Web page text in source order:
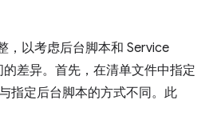
，以考虑后台脚本和 Service
差异。首先，在清单文件中指定
指定后台脚本的方式不同。此